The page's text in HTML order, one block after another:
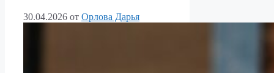
30.04.2026 от Орлова Дарья